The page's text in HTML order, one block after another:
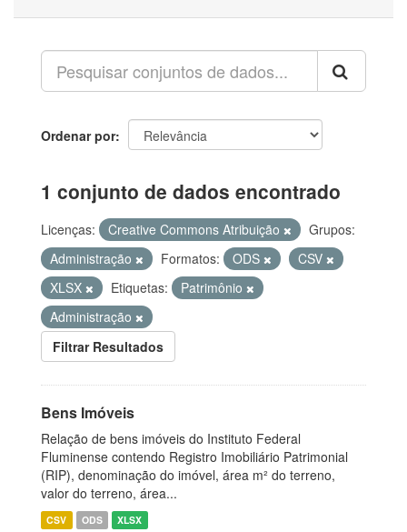
Ordenar por
1 conjunto de dados encontrado
Licenças: Creative Commons Atribuição
Grupos:
Administração
Formatos: ODS
CSV
XLSX
Etiquetas:
Patrimônio
Administração
Filtrar Resultados
Bens Imóveis
Relação de bens imóveis do Instituto Federal
Fluminense contendo Registro Imobiliário Patrimonial
(RIP), denominação do imóvel, área m² do terreno,
valor do terreno, área...
CSV ODS XLSX